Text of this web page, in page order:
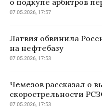
о подкупе арбитров
07.05.2026, 17:57
Латвия обвинила
на нефтебазу
07.05.2026, 17:53
Чемезов рассказал о
скорострельности
07.05.2026, 17:53